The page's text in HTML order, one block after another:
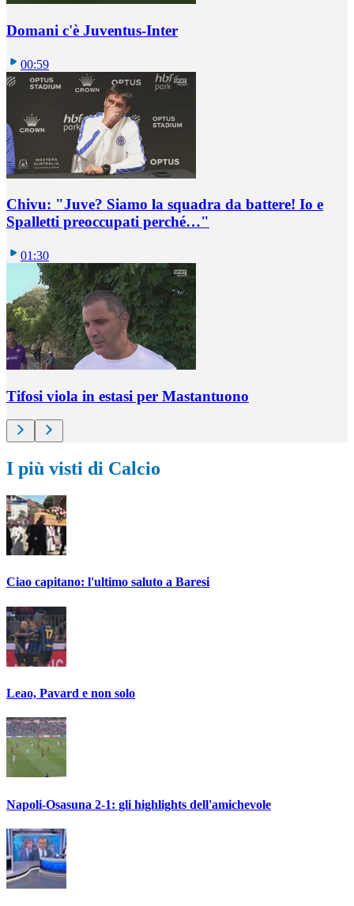
Domani c'è Juventus-Inter
00:59
Chivu: "Juve? Siamo la squadra da battere! Io e
Spalletti preoccupati perché…"
01:30
Tifosi viola in estasi per Mastantuono
I più visti di Calcio
Ciao capitano: l'ultimo saluto a Baresi
Leao, Pavard e non solo
Napoli-Osasuna 2-1: gli highlights dell'amichevole